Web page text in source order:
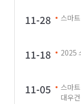
11-28 스마
11-18 2025
11-05
스마
대우